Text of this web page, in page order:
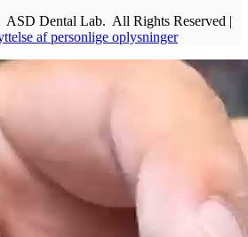
Dental Lab. All Rights Reserved |
af personlige oplysninger